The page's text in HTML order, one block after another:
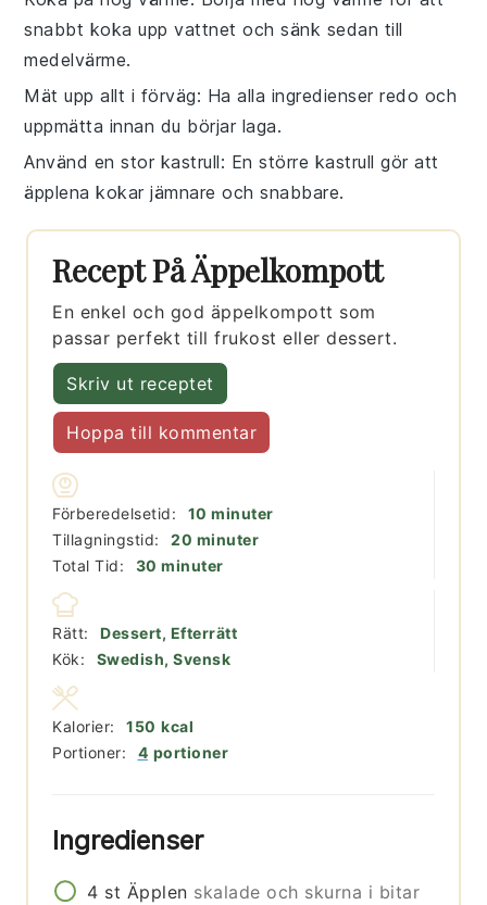
snabbt koka uppvattnet och sänk sedan till
medelvärme.
Mät upp allt i förväg: Ha alla ingredienser redo och
uppmätta innan du börjar laga.
Använd en stor kastrull: En större kastrull gör att
äpplena kokar jämnare och snabbare.
Recept På Äppelkompott
En enkel och god äppelkompott som
passar perfekt till frukost eller dessert.
Skriv ut receptet
Hoppa till kommentar
Förberedelsetid: 10 minuter
minuter
Tillagningstid:
20 minuter
minuter
Total Tid:
30 minuter
minuter
Rätt:
Dessert, Efterrätt
Kök:
Swedish, Svensk
Portioner: 4 portioner
Kalorier: 150 kcal
Ingredienser
4 st Äpplen skalade och skurna i bitar